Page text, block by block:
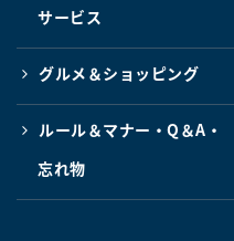
サービス
グルメ＆ショッピング
ルール＆マナー・Q＆A・
忘れ物